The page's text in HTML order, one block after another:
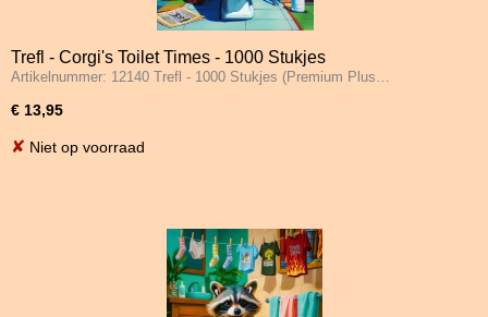
Trefl - Corgi's Toilet Times - 1000 Stukjes
Artikelnummer: 12140 Trefl - 1000 Stukjes (Premium Plus…
€ 13,95
✘ Niet op voorraad